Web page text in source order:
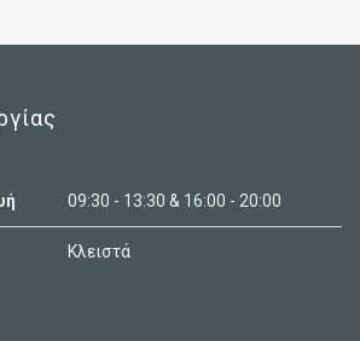
09:30 - 13:30 & 16:00 - 20:00
Κλειστά